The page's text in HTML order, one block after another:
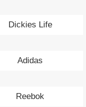
Dickies Life
Adidas
Reebok